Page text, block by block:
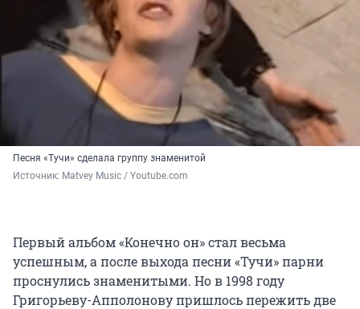
Песня «Тучи» сделала группу знаменитой
Источник: Matvey Music / Youtube.com
Первый альбом «Конечно он» стал весьма
успешным, а после выхода песни «Тучи» парни
проснулись знаменитыми. Но в 1998 году
Григорьеву-Апполонову пришлось пережить две